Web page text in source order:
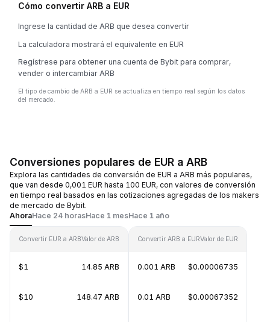
Cómo convertir ARB a EUR
Ingrese la cantidad de ARB que desea convertir
La calculadora mostrará el equivalente en EUR
Regístrese para obtener una cuenta de Bybit para comprar,
vender o intercambiar ARB
El tipo de cambio de ARB a EUR se actualiza en tiempo real según los datos
del mercado.
Conversiones populares de EUR a ARB
Explora las cantidades de conversión de EUR a ARB más populares,
que van desde 0,001 EUR hasta 100 EUR, con valores de conversión
en tiempo real basados en las cotizaciones agregadas de los makers
de mercado de Bybit.
AhoraHace 24 horasHace 1 mesHace 1 año
Convertir EUR a ARBValor de ARB
$1 14.85 ARB
$10 148.47 ARB
Convertir ARB a EURValor de EUR
0.001 ARB $0.00006735
0.01 ARB $0.00067352